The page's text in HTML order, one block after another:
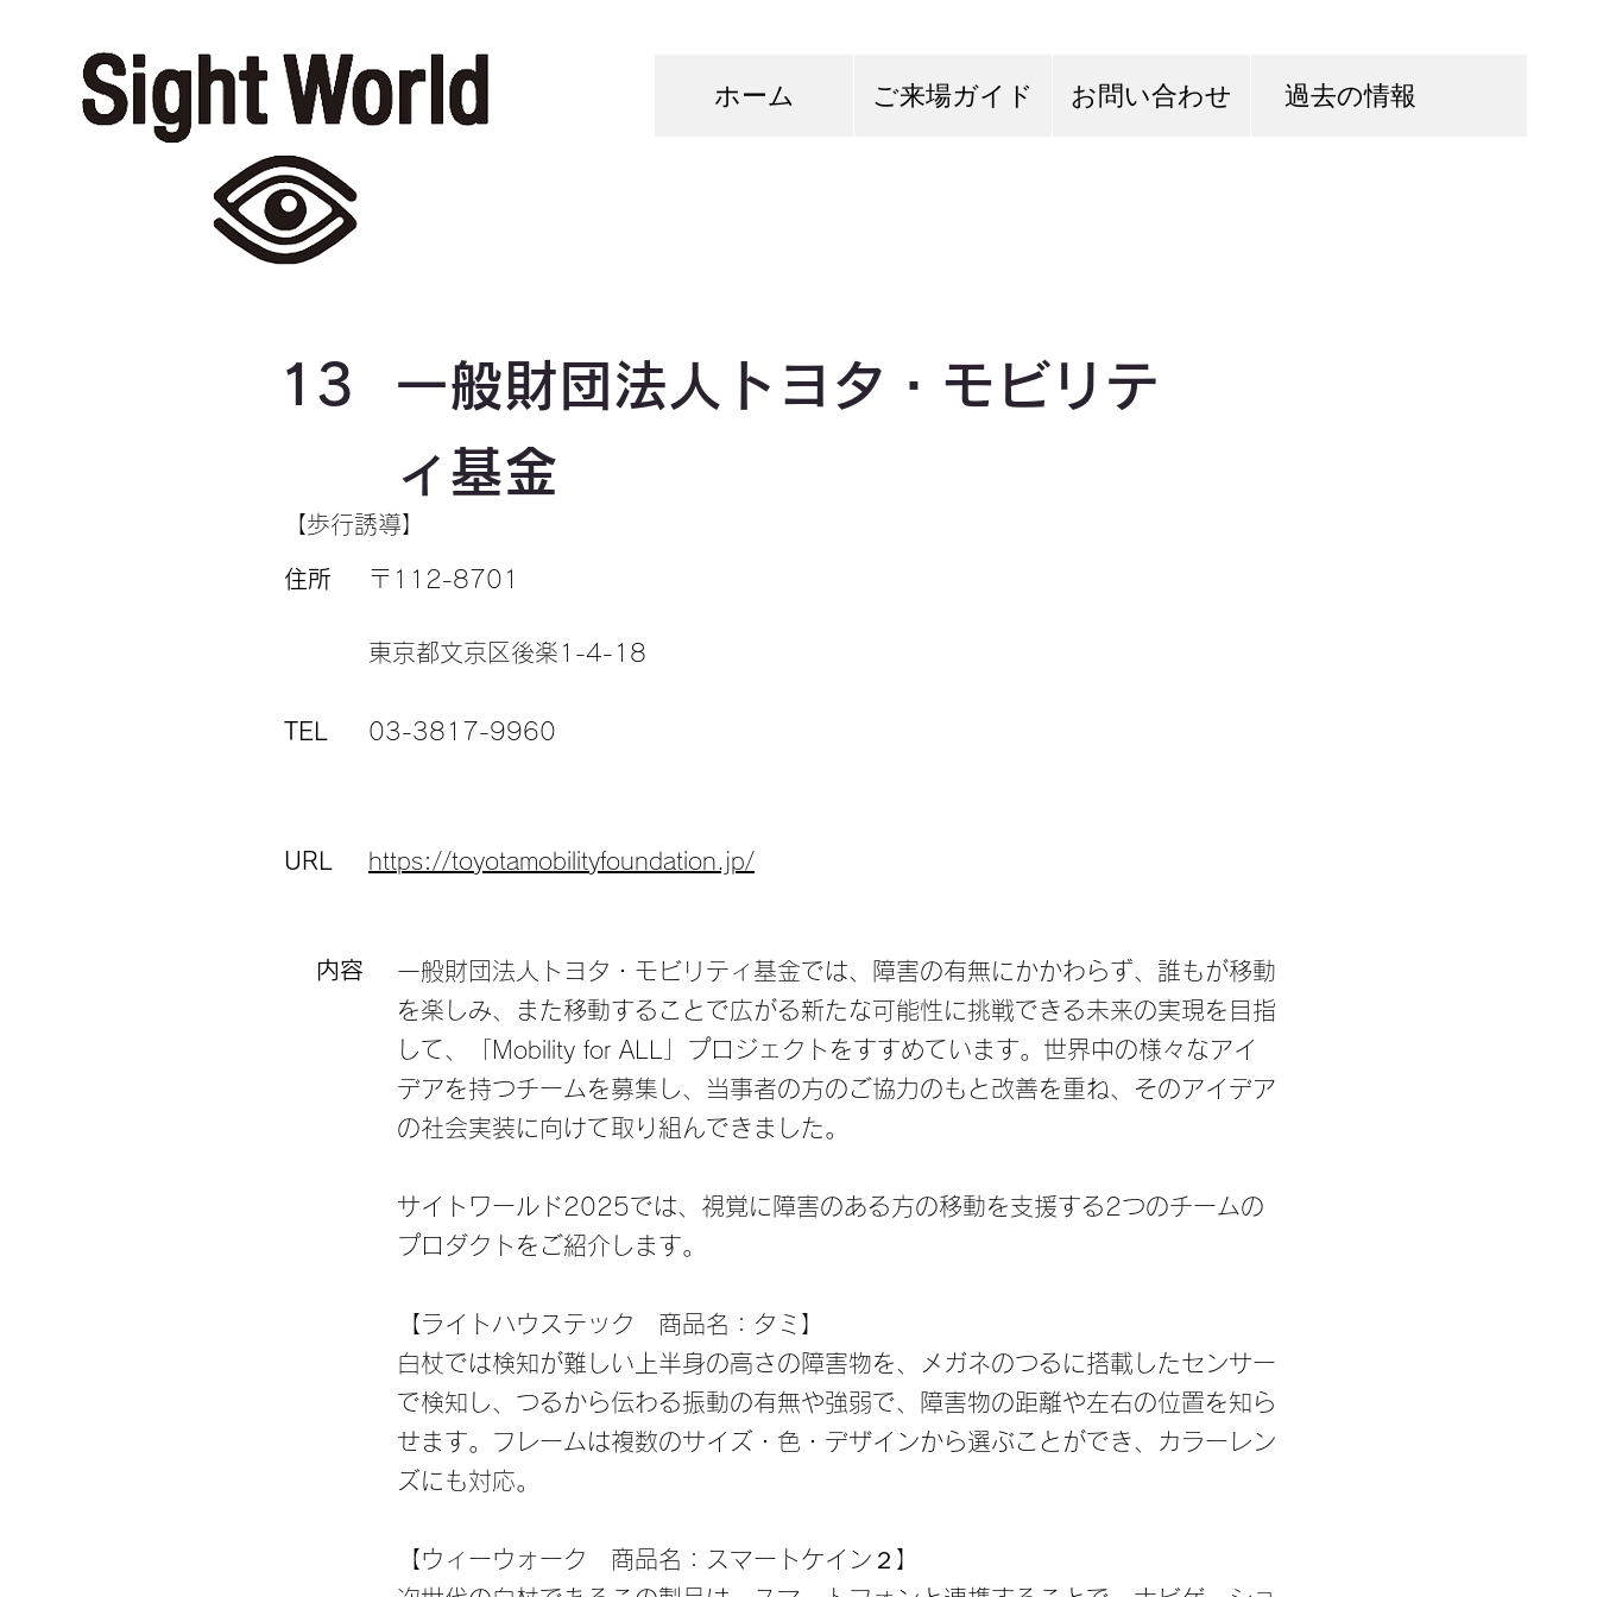
ホーム ご来場ガイド お問い合わせ 過去の情報
13
一般財団法人トヨタ・モビリテ
ィ基金
【歩行誘導】
住所 〒112-8701
東京都文京区後楽1-4-18
TEL 03-3817-9960
URL https://toyotamobilityfoundation.jp/
一般財団法人トヨタ・モビリティ基金では、障害の有無にかかわらず、誰もが移動
を楽しみ、また移動することで広がる新たな可能性に挑戦できる未来の実現を目指
して、「Mobility for ALL」プロジェクトをすすめています。世界中の様々なアイ
デアを持つチームを募集し、当事者の方のご協力のもと改善を重ね、そのアイデア
の社会実装に向けて取り組んできました。
サイトワールド2025では、視覚に障害のある方の移動を支援する2つのチームの
プロダクトをご紹介します。
【ライトハウステック 商品名：タミ】
白杖では検知が難しい上半身の高さの障害物を、メガネのつるに搭載したセンサー
で検知し、つるから伝わる振動の有無や強弱で、障害物の距離や左右の位置を知ら
せます。フレームは複数のサイズ・色・デザインから選ぶことができ、カラーレン
ズにも対応。
【ウィーウォーク 商品名：スマートケイン２】
内容